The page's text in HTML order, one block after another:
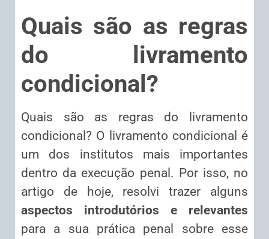
Quais são as regras
do livramento
condicional?
Quais são as regras do livramento
condicional? O livramento condicional é
um dos institutos mais importantes
dentro da execução penal. Por isso, no
artigo de hoje, resolvi trazer alguns
aspectos introdutórios e relevantes
para a sua prática penal sobre esse